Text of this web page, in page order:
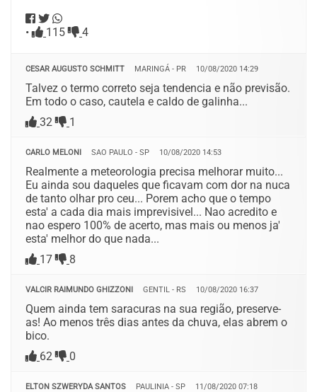
• 115 4
CESAR AUGUSTO SCHMITT MARINGÁ - PR 10/08/2020 14:29
Talvez o termo correto seja tendencia e não previsão.
Em todo o caso, cautela e caldo de galinha...
32
1
CARLO MELONI SAO PAULO - SP 10/08/2020 14:53
Realmente a meteorologia precisa melhorar muito...
Eu ainda sou daqueles que ficavam com dor na nuca
de tanto olhar pro ceu... Porem acho que o tempo
esta' a cada dia mais imprevisivel... Nao acredito e
nao espero 100% de acerto, mas mais ou menos ja'
esta' melhor do que nada...
17
8
VALCIR RAIMUNDO GHIZZONI GENTIL - RS 10/08/2020 16:37
Quem ainda tem saracuras na sua região, preserve-
as! Ao menos três dias antes da chuva, elas abrem o
bico.
62
0
ELTON SZWERYDA SANTOS PAULINIA - SP 11/08/2020 07:18